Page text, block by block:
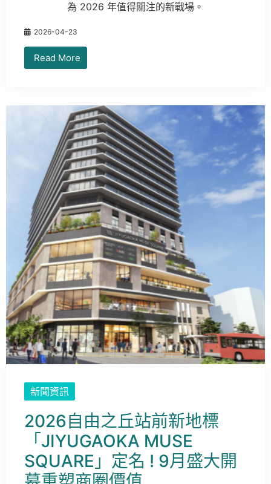
為 2026 年值得關注的新戰場。
2026-04-23
Read More
新聞資訊
2026自由之丘站前新地標
「JIYUGAOKA MUSE
SQUARE」定名 ! 9月盛大開